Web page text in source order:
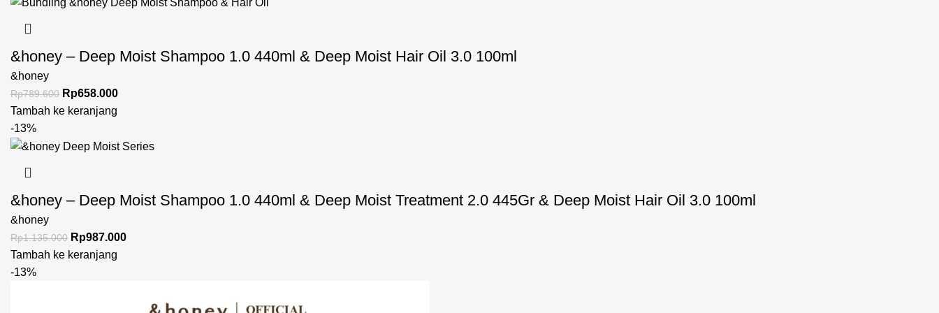
&honey – Deep Moist Shampoo 1.0 440ml & Deep Moist Hair Oil 3.0 100ml
&honey
Rp789.600 Rp658.000
Tambah ke keranjang
-13%
&honey – Deep Moist Shampoo 1.0 440ml & Deep Moist Treatment 2.0 445Gr & Deep Moist Hair Oil 3.0 100ml
&honey
Rp1.135.000 Rp987.000
Tambah ke keranjang
-13%